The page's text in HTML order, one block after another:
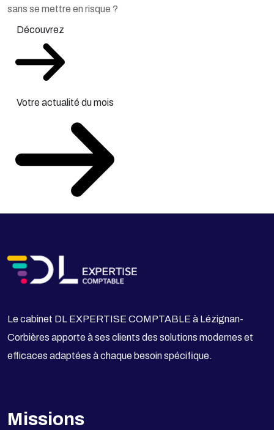
sans se mettre en risque ?
Découvrez
Votre actualité du mois
Le cabinet DL EXPERTISE COMPTABLE à Lézignan-
Corbières apporte à ses clients des solutions modernes et
efficaces adaptées à chaque besoin spécifique.
Missions